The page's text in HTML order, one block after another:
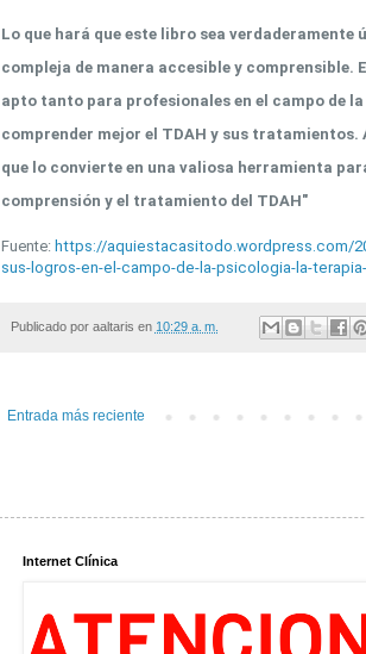
Lo que hará que este libro sea
compleja de manera accesible y
apto tanto para profesionales en el campo de
comprender mejor el TDAH y sus
que lo convierte en una valiosa herramienta
comprensión y el tratamiento del TDAH"
Fuente: https://aquiestacasitodo.wordpress.com/
sus-logros-en-el-campo-de-la-psicologia-la-
Publicado por aaltaris en 10:29 a. m.
Entrada más reciente
Internet Clínica